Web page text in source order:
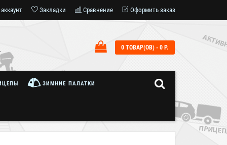
Закладки Сравнение Оформить заказ
0 ТОВАР(ОВ) - 0 Р.
ЗИМНИЕ ПАЛАТКИ